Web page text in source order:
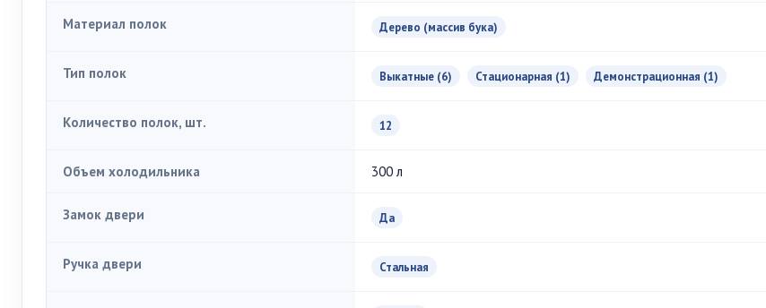
Материал полок Дерево (массив бука)
Тип полок Выкатные (6) Стационарная (1) Демонстрационная (1)
Количество полок, шт. 12
Объем холодильника 300 л
Замок двери Да
Ручка двери Стальная